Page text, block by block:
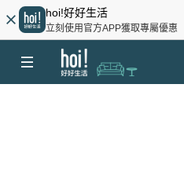
hoi!好好生活
立刻使用官方APP獲取專屬優惠